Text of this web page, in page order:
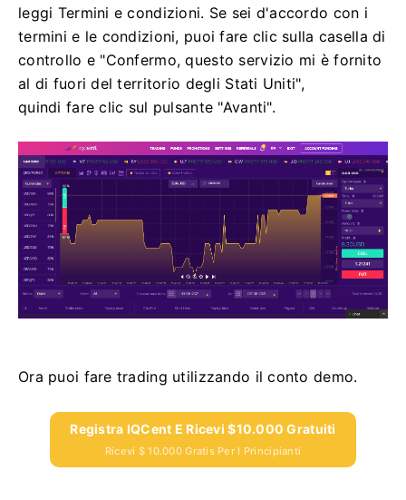
leggi Termini e condizioni. Se sei d'accordo con i
termini e le condizioni, puoi fare clic sulla casella di
controllo e "Confermo, questo servizio mi è fornito
al di fuori del territorio degli Stati Uniti",
quindi fare clic sul pulsante "Avanti".
Ora puoi fare trading utilizzando il conto demo.
Registra IQCent E Ricevi $10.000 Gratuiti
Ricevi $ 10.000 Gratis Per I Principianti